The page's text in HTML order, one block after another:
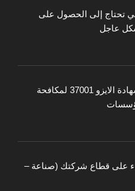
تحتاج إلى الحصول على
عاجل
خطوات تطبيق شهادة الايزو 37001 لمكافحة
على قطاع شركتك (صناعة –